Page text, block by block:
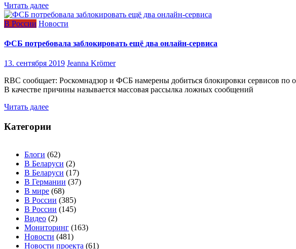
Читать далее
В России Новости
ФСБ потребовала заблокировать ещё два онлайн-сервиса
13. сентября 2019 Jeanna Krömer
RBC сообщает: Роскомнадзор и ФСБ намерены добиться блокировки сервисов
В качестве причины называется массовая рассылка ложных сообщений
Читать далее
Категории
Блоги (62)
В Беларуси (2)
В Беларуси (17)
В Германии (37)
В мире (68)
В России (385)
В России (145)
Видео (2)
Мониторинг (163)
Новости (481)
Новости проекта (61)